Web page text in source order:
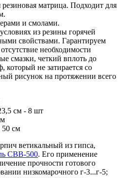
резиновая матрица. Подходит для
и смолами.
из резины горячей
свойствами. Гарантируем
необходимости
смазки, четкий вплоть до
который не затирается со
рисунок на протяжении всего
см - 8 шт
50 см
ветикальный из гипса,
СВВ-500. Его применение
прочности готового
низкомарочного г-3...г-5;